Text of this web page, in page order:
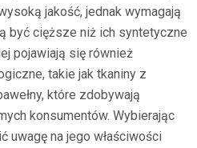
jakość, jednak wymagają
być cięższe niż ich syntetyczne
pojawiają się również
takie jak tkaniny z
które zdobywają
konsumentów. Wybierając
uwagę na jego właściwości